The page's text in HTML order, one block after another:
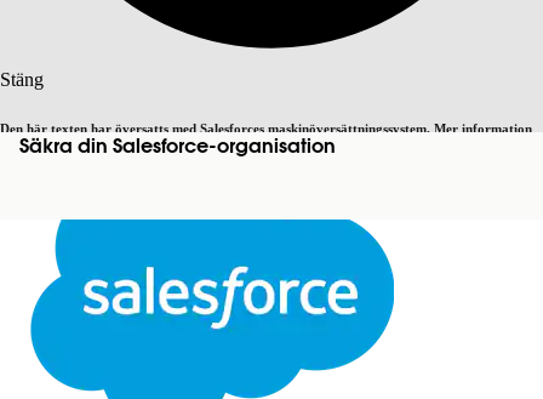
Stäng
Den här texten har översatts med Salesforces maskinöversättningssystem. Mer information
. Byt till engelska Inte nu
StängStäng
Säkra din Salesforce-organisation